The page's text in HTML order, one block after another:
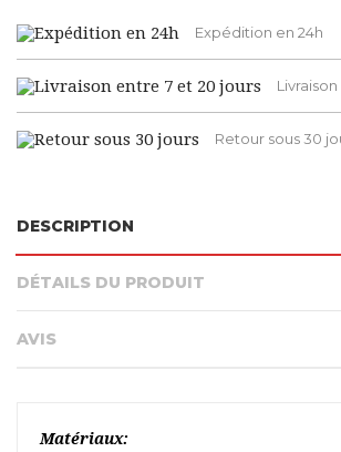
Expédition en 24h
Retour sous 30
DESCRIPTION
DÉTAILS DU PRODUIT
AVIS
Matériaux: